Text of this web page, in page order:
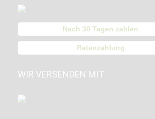
Nach 30 Tagen zahlen
Ratenzahlung
WIR VERSENDEN MIT